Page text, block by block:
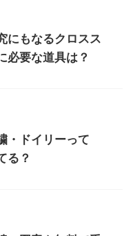
にもなるクロスス
必要な道具は？
・ドイリーって
る？